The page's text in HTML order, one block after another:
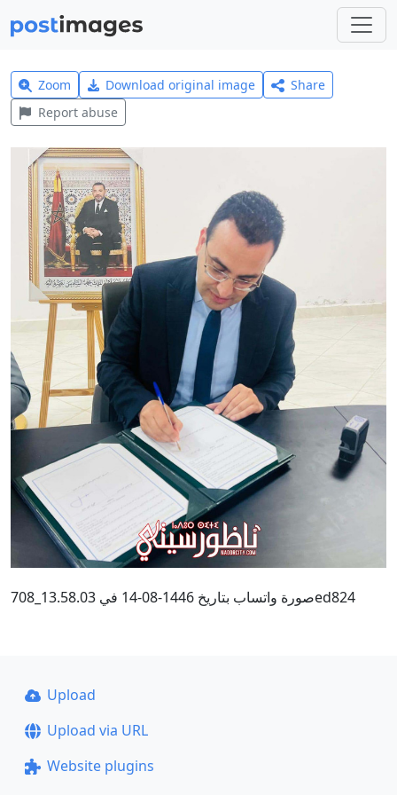
Zoom Download original image
Share
Report abuse
صورة واتساب بتاريخ 1446-08-14 في 13.58.03_708ed824
Upload
Upload via URL
Website plugins